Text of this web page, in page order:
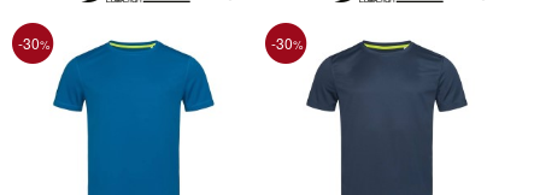
-30% -30%